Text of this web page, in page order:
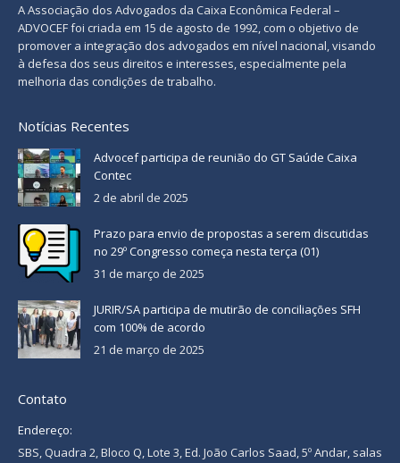
A Associação dos Advogados da Caixa Econômica Federal –
ADVOCEF foi criada em 15 de agosto de 1992, com o objetivo de
promover a integração dos advogados em nível nacional, visando
à defesa dos seus direitos e interesses, especialmente pela
melhoria das condições de trabalho.
Notícias Recentes
Advocef participa de reunião do GT Saúde Caixa
Contec
2 de abril de 2025
Prazo para envio de propostas a serem discutidas
no 29º Congresso começa nesta terça (01)
31 de março de 2025
JURIR/SA participa de mutirão de conciliações SFH
com 100% de acordo
21 de março de 2025
Contato
Endereço:
SBS, Quadra 2, Bloco Q, Lote 3, Ed. João Carlos Saad, 5º Andar, salas